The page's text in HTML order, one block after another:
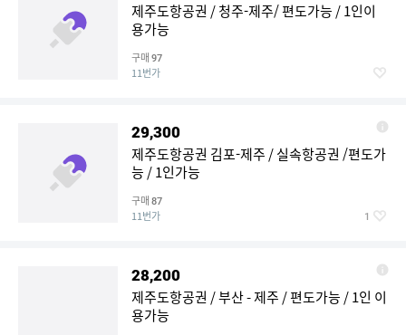
제주도항공권 / 청주-제주/ 편도가능 / 1인이
용가능
구매 97
11번가
29,300
제주도항공권 김포-제주 / 실속항공권 /편도가
능 / 1인가능
구매 87
11번가 1
28,200
제주도항공권 / 부산 - 제주 / 편도가능 / 1인 이
용가능